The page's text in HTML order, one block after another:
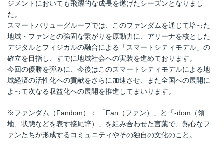
ジメントにおいても飛躍的な成長を遂げたシーズンとなりまし
た。
スマートバリューグループでは、このファンダムを通じて培った
地域・ファンとの強固な繋がりを原動力に、アリーナを核とした
デジタルとフィジカルの融合による「スマートシティモデル」の
確立を目指し、すでに地域社会への実装を進めております。
今回の優勝を弾みに、今後はこのスマートシティモデルによる地
域経済の活性化への貢献をさらに加速させ、また全国への展開に
よって次なる収益化への展開を推進してまいります。
※ファンダム（Fandom）： 「Fan（ファン）」と「-dom（領
地、状態などを表す接尾辞）」を組み合わせた言葉で、熱心なフ
ァンたちが形成するコミュニティやその独自の文化のこと。